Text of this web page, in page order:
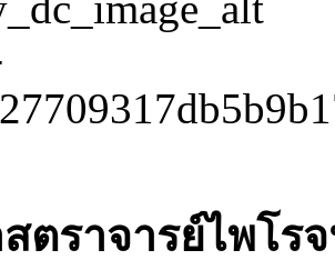
ตราจารย์ไพโร